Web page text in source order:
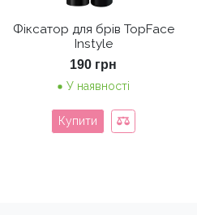
Фіксатор для брів TopFace
Instyle
190 грн
У наявності
Купити